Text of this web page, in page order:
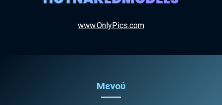
www.OnlyPics.com
Μενού